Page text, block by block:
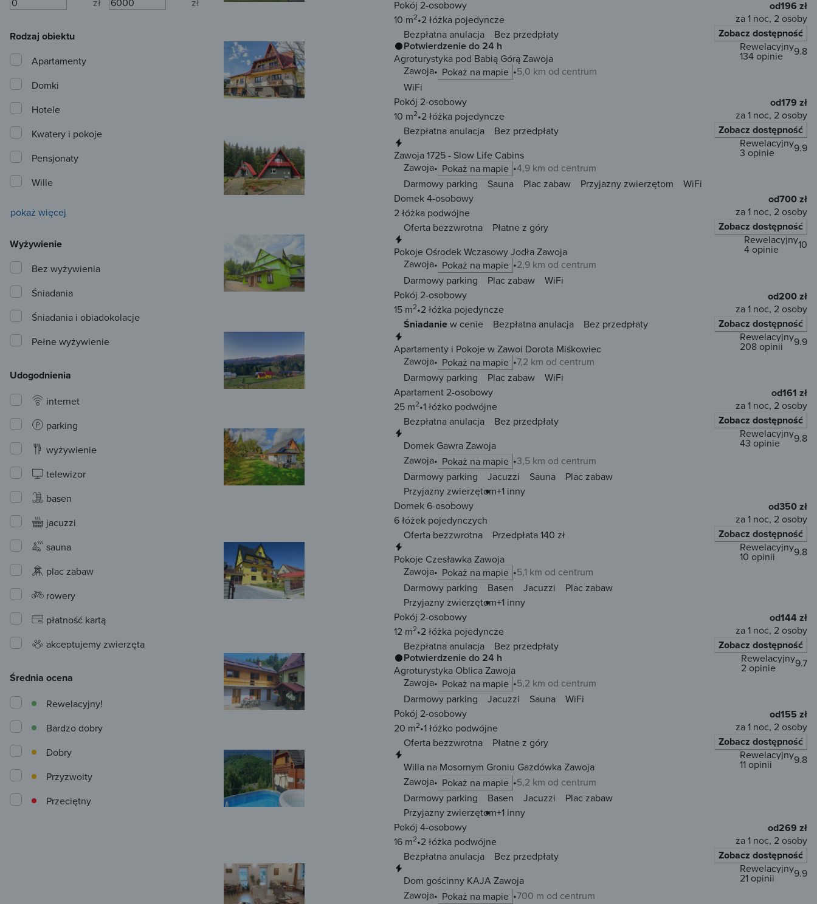
Pokój 2-osobowy
10 m2 2 łóżka pojedyncze
Bezpłatna anulacja
Bez przedpłaty
od196 zł
za 1 noc, 2 osoby
Zobacz dostępność
Potwierdzenie do 24 h
Agroturystyka pod Babią Górą Zawoja
Zawoja
Pokaż na mapie 5,0 km od centrum
9.8
Rewelacyjny
134 opinie
WiFi
Pokój 2-osobowy
10 m2 2 łóżka pojedyncze
Bezpłatna anulacja
Bez przedpłaty
od179 zł
za 1 noc, 2 osoby
Zobacz dostępność
Zawoja 1725 - Slow Life Cabins
Zawoja
Pokaż na mapie 4,9 km od centrum
9.9
Rewelacyjny
3 opinie
Darmowy parking Sauna Plac zabaw Przyjazny zwierzętom
WiFi
Domek 4-osobowy
2 łóżka podwójne
Oferta bezzwrotna
Płatne z góry
od700 zł
za 1 noc, 2 osoby
Zobacz dostępność
Pokoje Ośrodek Wczasowy Jodła Zawoja
Zawoja
Pokaż na mapie 2,9 km od centrum
10
Rewelacyjny
4 opinie
Darmowy parking Plac zabaw
WiFi
Pokój 2-osobowy
15 m2 2 łóżka pojedyncze
Śniadaniew cenie Bezpłatna anulacja Bez przedpłaty
od200 zł
za 1 noc, 2 osoby
Zobacz dostępność
Apartamenty i Pokoje w Zawoi Dorota Miśkowiec
Zawoja
Pokaż na mapie 7,2 km od centrum
9.9
Rewelacyjny
208 opinii
Darmowy parking Plac zabaw
WiFi
Apartament 2-osobowy
25 m2 1 łóżko podwójne
Bezpłatna anulacja
Bez przedpłaty
od161 zł
za 1 noc, 2 osoby
Zobacz dostępność
Domek Gawra Zawoja
Zawoja
Pokaż na mapie 3,5 km od centrum
9.8
Rewelacyjny
43 opinie
Darmowy parking Jacuzzi Sauna
Plac zabaw
Przyjazny zwierzętom+1 inny
Domek 6-osobowy
6 łóżek pojedynczych
Oferta bezzwrotna
Przedpłata 140 zł
od350 zł
za 1 noc, 2 osoby
Zobacz dostępność
Pokoje Czesławka Zawoja
Zawoja
Pokaż na mapie 5,1 km od centrum
9.8
Rewelacyjny
10 opinii
Darmowy parking Basen Jacuzzi
Plac zabaw
Przyjazny zwierzętom+1 inny
Pokój 2-osobowy
12 m2 2 łóżka pojedyncze
Bezpłatna anulacja
Bez przedpłaty
od144 zł
za 1 noc, 2 osoby
Zobacz dostępność
Potwierdzenie do 24 h
Agroturystyka Oblica Zawoja
Zawoja
Pokaż na mapie 5,2 km od centrum
9.7
Rewelacyjny
2 opinie
Darmowy parking Jacuzzi Sauna
WiFi
Pokój 2-osobowy
20 m2 1 łóżko podwójne
Oferta bezzwrotna
Płatne z góry
od155 zł
za 1 noc, 2 osoby
Zobacz dostępność
Willa na Mosornym Groniu Gazdówka Zawoja
Zawoja
Pokaż na mapie 5,2 km od centrum
9.8
Rewelacyjny
11 opinii
Darmowy parking Basen Jacuzzi
Plac zabaw
Przyjazny zwierzętom+1 inny
Pokój 4-osobowy
16 m2 2 łóżka podwójne
Bezpłatna anulacja
Bez przedpłaty
od269 zł
za 1 noc, 2 osoby
Zobacz dostępność
Dom gościnny KAJA Zawoja
Zawoja
Pokaż na mapie 700 m od centrum
9.9
Rewelacyjny
21 opinii
Rodzaj obiektu
Apartamenty
Domki
Hotele
Kwatery i pokoje
Pensjonaty
Wille
pokaż więcej
Wyżywienie
Bez wyżywienia
Śniadania
Śniadania i obiadokolacje
Pełne wyżywienie
Udogodnienia
internet
parking
wyżywienie
telewizor
basen
jacuzzi
sauna
plac zabaw
rowery
płatność kartą
akceptujemy zwierzęta
Średnia ocena
Przeciętny
Przyzwoity
Dobry
Bardzo dobry
Rewelacyjny!